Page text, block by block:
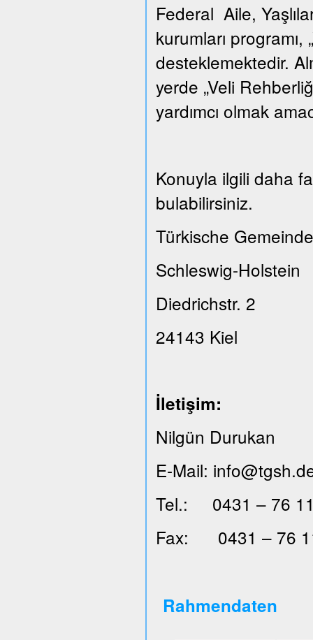
Federal Aile,
kurumları programı,
desteklemektedir.
yerde „Veli
yardımcı olmak
Konuyla ilgili daha
bulabilirsiniz.
Türkische
Schleswig-Holstein
Diedrichstr. 2
24143 Kiel
İletişim:
Nilgün Durukan
E-Mail:
Tel.: 0431 – 76
Fax: 0431 – 76
Rahmendaten